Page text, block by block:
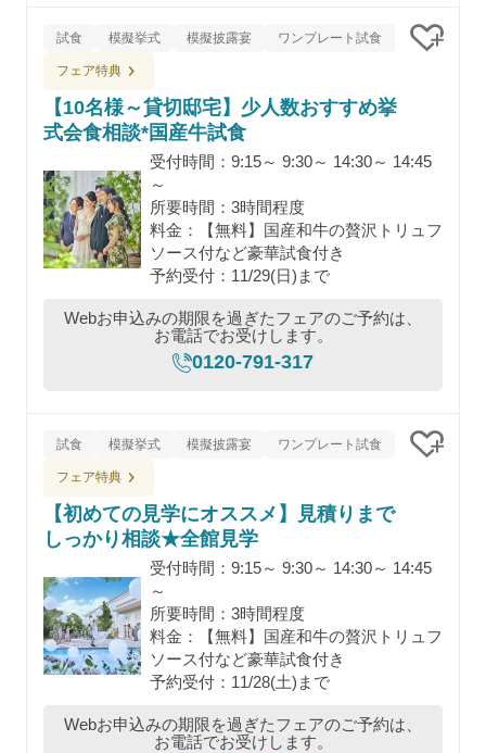
試食 模擬挙式 模擬披露宴 ワンプレート試食
フェア特典
【10名様～貸切邸宅】少人数おすすめ挙
式会食相談*国産牛試食
受付時間：9:15～ 9:30～ 14:30～ 14:45
～
所要時間：3時間程度
料金：【無料】国産和牛の贅沢トリュフ
ソース付など豪華試食付き
予約受付：11/29(日)まで
Webお申込みの期限を過ぎたフェアのご予約は、
お電話でお受けします。
0120-791-317
試食 模擬挙式 模擬披露宴 ワンプレート試食
フェア特典
【初めての見学にオススメ】見積りまで
しっかり相談★全館見学
受付時間：9:15～ 9:30～ 14:30～ 14:45
～
所要時間：3時間程度
料金：【無料】国産和牛の贅沢トリュフ
ソース付など豪華試食付き
予約受付：11/28(土)まで
Webお申込みの期限を過ぎたフェアのご予約は、
お電話でお受けします。